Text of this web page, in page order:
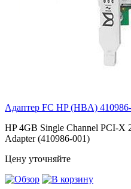
Адаптер FC HP (HBA)
HP 4GB Single Channel PCI-X
Adapter (410986-001)
Цену уточняйте